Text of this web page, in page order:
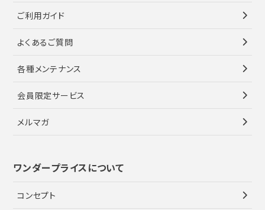
ご利用ガイド
よくあるご質問
各種メンテナンス
会員限定サービス
メルマガ
ワンダープライスについて
コンセプト